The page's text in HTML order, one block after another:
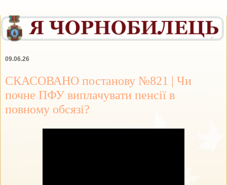
09.06.26
СКАСОВАНО постанову №821 | Чи
почне ПФУ виплачувати пенсії в
повному обсязі?